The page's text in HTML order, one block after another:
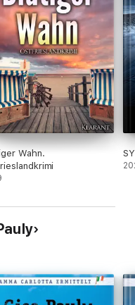
Wahn.